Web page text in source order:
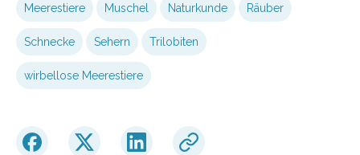
Meerestiere Muschel Naturkunde Räuber
Schnecke Sehern Trilobiten
wirbellose Meerestiere